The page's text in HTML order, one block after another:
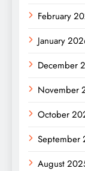
February
January
December
November
October
September
August